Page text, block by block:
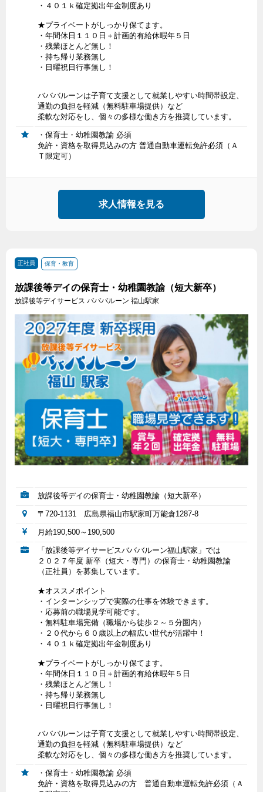
・４０１ｋ確定拠出年金制度あり
★プライベートがしっかり保てます。
・年間休日１１０日＋計画的有給休暇年５日
・残業ほとんど無し！
・持ち帰り業務無し
・日曜祝日行事無し！
バババルーンは子育て支援として就業しやすい時間帯設定、
通勤の負担を軽減（無料駐車場提供）など
柔軟な対応をし、個々の多様な働き方を推奨しています。
・保育士・幼稚園教諭 必須
免許・資格を取得見込みの方 普通自動車運転免許必須（Ａ
Ｔ限定可）
求人情報を見る
正社員 保育・教育
放課後等デイの保育士・幼稚園教諭（短大新卒）
放課後等デイサービス バババルーン 福山駅家
放課後等デイの保育士・幼稚園教諭（短大新卒）
〒720-1131 広島県福山市駅家町万能倉1287-8
月給190,500～190,500
「放課後等デイサービスバババルーン福山駅家」では
２０２７年度 新卒（短大・専門）の保育士・幼稚園教諭
（正社員）を募集しています。
★オススメポイント
・インターンシップで実際の仕事を体験できます。
・応募前の職場見学可能です。
・無料駐車場完備（職場から徒歩２～５分圏内）
・２０代から６０歳以上の幅広い世代が活躍中！
・４０１ｋ確定拠出年金制度あり
★プライベートがしっかり保てます。
・年間休日１１０日＋計画的有給休暇年５日
・残業ほとんど無し！
・持ち帰り業務無し
・日曜祝日行事無し！
バババルーンは子育て支援として就業しやすい時間帯設定、
通勤の負担を軽減（無料駐車場提供）など
柔軟な対応をし、個々の多様な働き方を推奨しています。
・保育士・幼稚園教諭 必須
免許・資格を取得見込みの方 普通自動車運転免許必須（Ａ